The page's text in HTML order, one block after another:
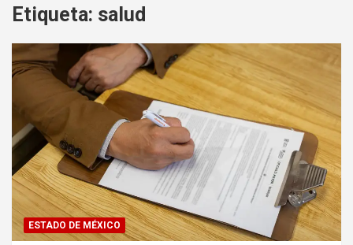
Etiqueta: salud
ESTADO DE MÉXICO